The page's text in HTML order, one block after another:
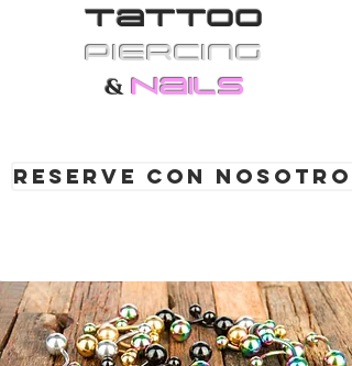
Tattoo
PiErcing
& Nails
Reserve con